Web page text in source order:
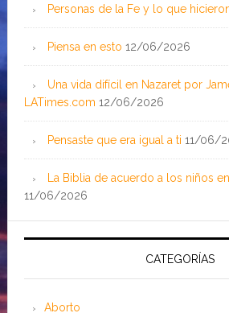
Personas de la Fe y lo que
Piensa en esto 12/06/2026
Una vida difícil en Nazaret por
LATimes.com 12/06/2026
Pensaste que era igual a ti 11/06/
La Biblia de acuerdo a los niños
11/06/2026
CATEGORÍAS
Aborto